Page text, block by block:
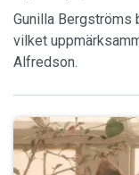
Gunilla Bergströms
vilket
Alfredson.